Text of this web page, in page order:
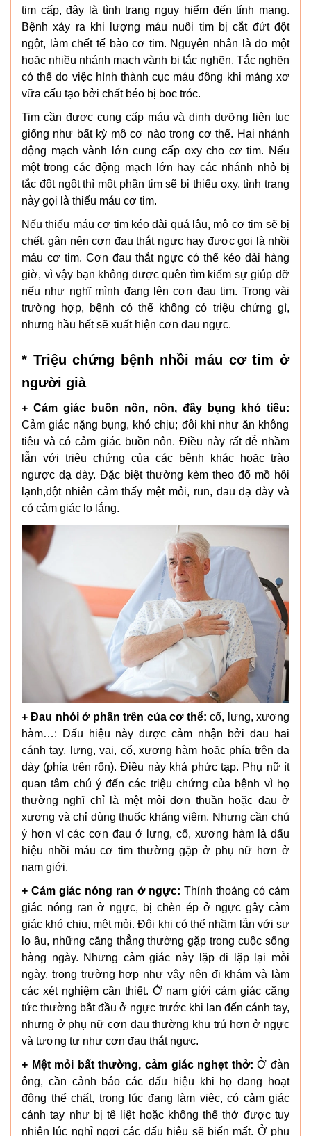
tim cấp, đây là tình trạng nguy hiểm đến tính mạng.
Bệnh xảy ra khi lượng máu nuôi tim bị cắt đứt đột
ngột, làm chết tế bào cơ tim. Nguyên nhân là do một
hoặc nhiều nhánh mạch vành bị tắc nghẽn. Tắc nghẽn
có thể do việc hình thành cục máu đông khi mảng xơ
vữa cấu tạo bởi chất béo bị boc tróc.
Tim cần được cung cấp máu và dinh dưỡng liên tục
giống như bất kỳ mô cơ nào trong cơ thể. Hai nhánh
động mạch vành lớn cung cấp oxy cho cơ tim. Nếu
một trong các động mạch lớn hay các nhánh nhỏ bị
tắc đột ngột thì một phần tim sẽ bị thiếu oxy, tình trạng
này gọi là thiếu máu cơ tim.
Nếu thiếu máu cơ tim kéo dài quá lâu, mô cơ tim sẽ bị
chết, gân nên cơn đau thắt ngực hay được gọi là nhồi
máu cơ tim. Cơn đau thắt ngực có thể kéo dài hàng
giờ, vì vậy bạn không được quên tìm kiếm sự giúp đỡ
nếu như nghĩ mình đang lên cơn đau tim. Trong vài
trường hợp, bệnh có thể không có triệu chứng gì,
nhưng hầu hết sẽ xuất hiện cơn đau ngực.
* Triệu chứng bệnh nhồi máu cơ tim ở
người già
+ Cảm giác buồn nôn, nôn, đầy bụng khó tiêu:
Cảm giác nặng bụng, khó chịu; đôi khi như ăn không
tiêu và có cảm giác buồn nôn. Điều này rất dễ nhầm
lẫn với triệu chứng của các bệnh khác hoặc trào
ngược dạ dày. Đặc biệt thường kèm theo đổ mồ hôi
lạnh,đột nhiên cảm thấy mệt mỏi, run, đau dạ dày và
có cảm giác lo lắng.
+ Đau nhói ở phần trên của cơ thể: cổ, lưng, xương
hàm…: Dấu hiệu này được cảm nhận bởi đau hai
cánh tay, lưng, vai, cổ, xương hàm hoặc phía trên dạ
dày (phía trên rốn). Điều này khá phức tạp. Phụ nữ ít
quan tâm chú ý đến các triệu chứng của bệnh vì họ
thường nghĩ chỉ là mệt mỏi đơn thuần hoặc đau ở
xương và chỉ dùng thuốc kháng viêm. Nhưng cần chú
ý hơn vì các cơn đau ở lưng, cổ, xương hàm là dấu
hiệu nhồi máu cơ tim thường gặp ở phụ nữ hơn ở
nam giới.
+ Cảm giác nóng ran ở ngực: Thỉnh thoảng có cảm
giác nóng ran ở ngực, bị chèn ép ở ngực gây cảm
giác khó chịu, mệt mỏi. Đôi khi có thể nhầm lẫn với sự
lo âu, những căng thẳng thường gặp trong cuộc sống
hàng ngày. Nhưng cảm giác này lặp đi lặp lại mỗi
ngày, trong trường hợp như vậy nên đi khám và làm
các xét nghiệm cần thiết. Ở nam giới cảm giác căng
tức thường bắt đầu ở ngực trước khi lan đến cánh tay,
nhưng ở phụ nữ cơn đau thường khu trú hơn ở ngực
và tương tự như cơn đau thắt ngực.
+ Mệt mỏi bất thường, cảm giác nghẹt thở: Ở đàn
ông, cần cảnh báo các dấu hiệu khi họ đang hoạt
động thể chất, trong lúc đang làm việc, có cảm giác
cánh tay như bị tê liệt hoặc không thể thở được tuy
nhiên lúc nghỉ ngơi các dấu hiệu sẽ biến mất. Ở phụ